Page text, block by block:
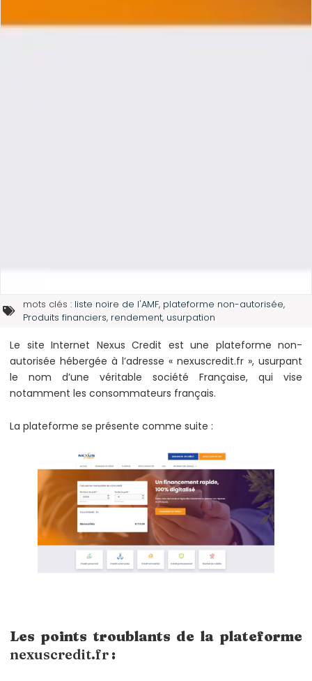
mots clés : liste noire de l'AMF, plateforme non-autorisée,
Produits financiers, rendement, usurpation
Le site Internet Nexus Credit est une plateforme non-
autorisée hébergée à l’adresse « nexuscredit.fr », usurpant
le nom d’une véritable société Française, qui vise
notamment les consommateurs français.
La plateforme se présente comme suite :
Les points troublants de la plateforme
nexuscredit.fr :